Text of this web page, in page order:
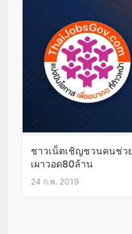
ชาวเน็ตเชิญชวนคนช่ว
เผาวอด80ล้าน
24 ก.พ. 2019